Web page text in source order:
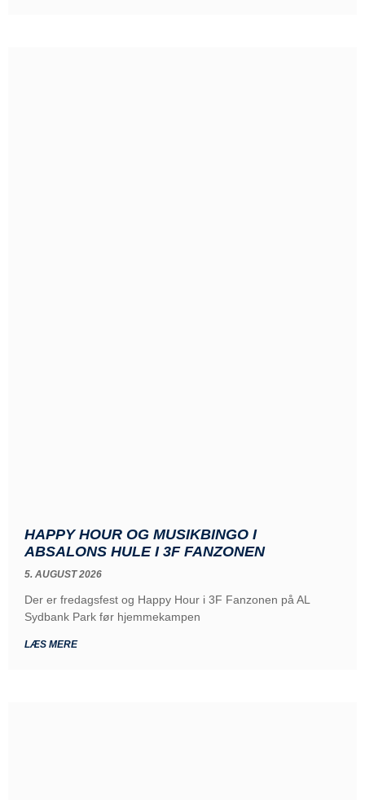
HAPPY HOUR OG MUSIKBINGO I
ABSALONS HULE I 3F FANZONEN
5. AUGUST 2026
Der er fredagsfest og Happy Hour i 3F Fanzonen på AL
Sydbank Park før hjemmekampen
LÆS MERE